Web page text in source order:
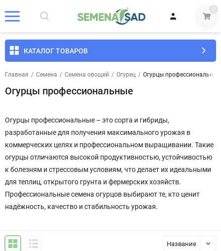
0
КАТАЛОГ ТОВАРОВ
Главная / Семена / Семена овощей / Огурец / Огурцы профессиональные
Огурцы профессиональные
Огурцы профессиональные – это сорта и гибриды,
разработанные для получения максимального урожая в
коммерческих целях и профессиональном выращивании. Такие
огурцы отличаются высокой продуктивностью, устойчивостью
к болезням и стрессовым условиям, что делает их идеальными
для теплиц, открытого грунта и фермерских хозяйств.
Профессиональные семена огурцов выбирают те, кто ценит
надёжность, качество и стабильность урожая.
Название